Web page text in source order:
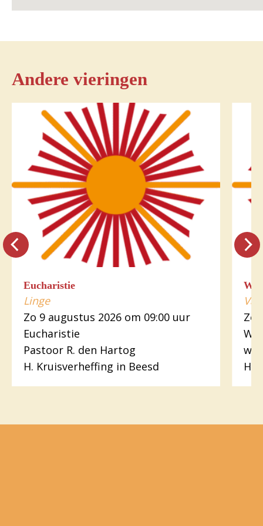
Andere vieringen
Eucharistie
Linge
Zo 9 augustus 2026 om 09:00 uur
Eucharistie
Pastoor R. den Hartog
H. Kruisverheffing in Beesd
Zo